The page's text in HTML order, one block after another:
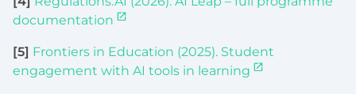
documentation
[5] Frontiers in Education (2025). Student
engagement with AI tools in learning